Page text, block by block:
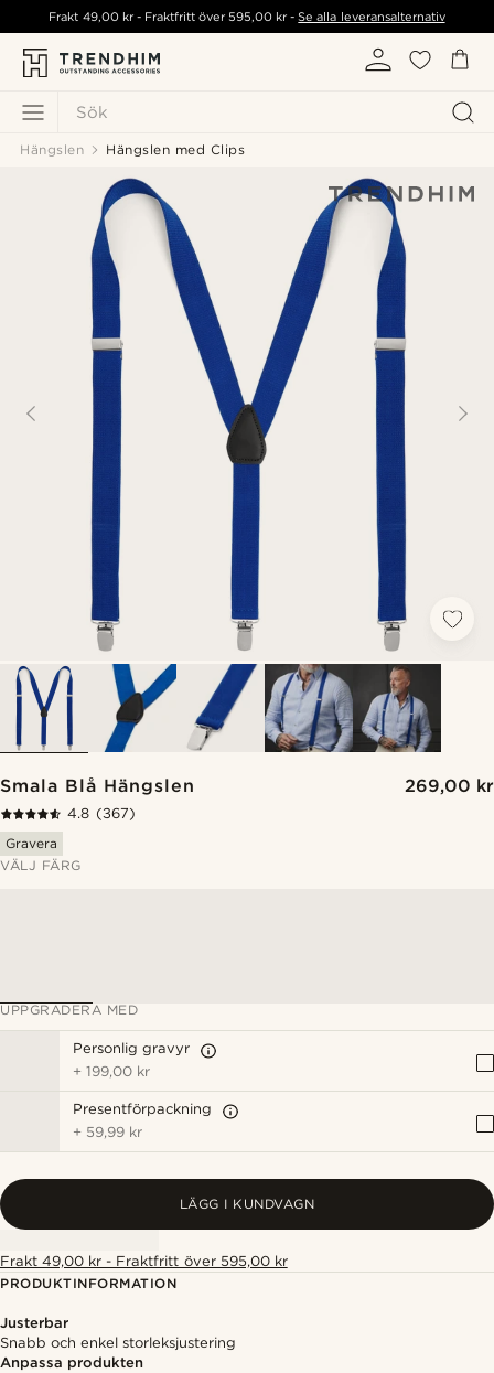
Sök
Frakt 49,00 kr- Fraktfritt över595,00 kr -Se alla leveransalternativ
Hängslen Hängslen med Clips
Smala Blå Hängslen 269,00 kr
4.8 (367)
Gravera
VÄLJ FÄRG
UPPGRADERA MED
Personlig gravyr
+199,00 kr
Presentförpackning
+ 59,99 kr
LÄGG I KUNDVAGN
Frakt 49,00 kr - Fraktfritt över 595,00 kr
PRODUKTINFORMATION
Justerbar
Snabb och enkel storleksjustering
Anpassa produkten